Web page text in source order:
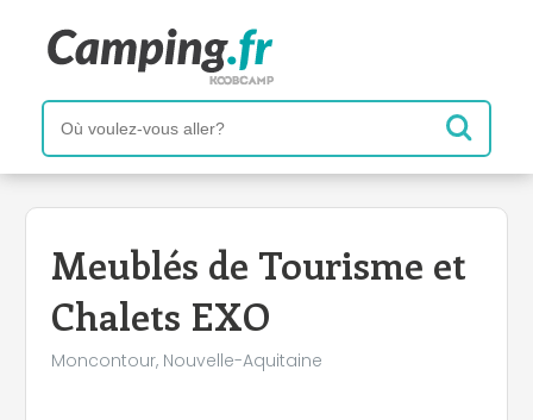
Meublés de Tourisme et
Chalets EXO
Moncontour, Nouvelle-Aquitaine
+
−